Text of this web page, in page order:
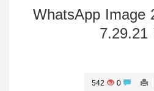
WhatsApp Image
7.29.21
542